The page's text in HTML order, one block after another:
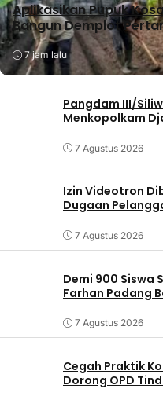
Aplikasikan Pupuk
Bangun Demplot
7 jam lalu
Pangdam III/
Menkopolkam
7 Agustus 2026
Izin Videotron
Dugaan
7 Agustus 2026
Demi 900 Siswa
Farhan Padang
7 Agustus 2026
Cegah Praktik
Dorong OPD